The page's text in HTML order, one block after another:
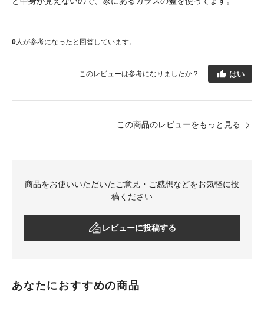
0人が参考になったと回答しています。
このレビューは参考になりましたか？ はい
この商品のレビューをもっと見る
商品をお使いいただいたご意見・ご感想などをお気軽に投
稿ください
レビューに投稿する
あなたにおすすめの商品